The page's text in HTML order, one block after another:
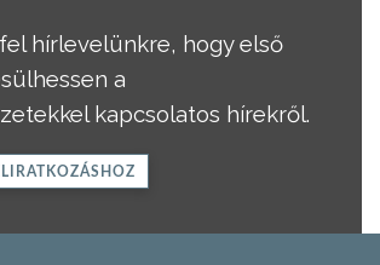
hírlevelünkre, hogy első
a
kapcsolatos hírekről.